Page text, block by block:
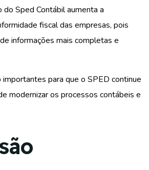
do Sped Contábil aumenta a
fiscal das empresas, pois
informações mais completas e
importantes para que o SPED continue
modernizar os processos contábeis e